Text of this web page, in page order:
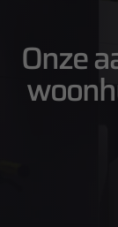
Onze